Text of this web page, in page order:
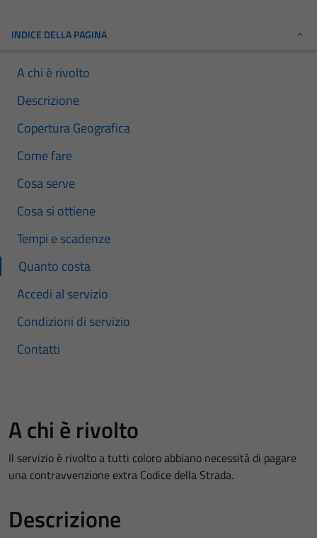
INDICE DELLA PAGINA
A chi è rivolto
Descrizione
Copertura Geografica
Come fare
Cosa serve
Cosa si ottiene
Tempi e scadenze
Quanto costa
Accedi al servizio
Condizioni di servizio
Contatti
A chi è rivolto
Il servizio è rivolto a tutti coloro abbiano necessità di pagare
una contravvenzione extra Codice della Strada.
Descrizione